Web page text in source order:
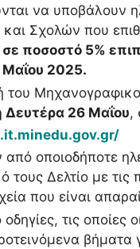
να υποβάλουν
Σχολών που
σε ποσοστό 5%
Μαΐου 2025.
του
Δευτέρα 26 Μαΐου,
οποιοδήποτε
Δελτίο με
που είναι
τις οποίες